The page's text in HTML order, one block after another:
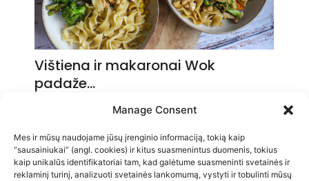
Manage Consent
Mes ir mūsų naudojame jūsų įrenginio informaciją, tokią kaip
“sausainiukai” (angl. cookies) ir kitus suasmenintus duomenis, tokius
kaip unikalūs identifikatoriai tam, kad galėtume suasmeninti svetainės ir
reklaminį turinį, analizuoti svetainės lankomumą, vystyti ir tobulinti mūsų
Vištiena ir makaronai Wok
padaže…